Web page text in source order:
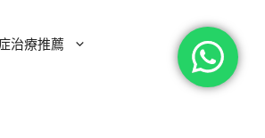
治療推薦